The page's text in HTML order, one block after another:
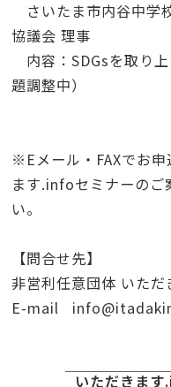
さいたま市内谷中学
協議会 理事
内容：SDGsを取り
題調整中）
※Eメール・FAXでお
ます.infoセミナーのご
い。
【問合せ先】
非営利任意団体 いた
E-mail
いただきま